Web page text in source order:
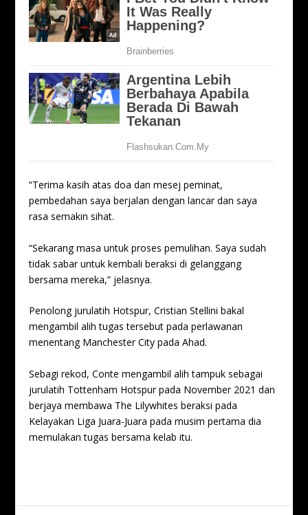
“Terima kasih atas doa dan mesej peminat,
pembedahan saya berjalan dengan lancar dan saya
rasa semakin sihat.
“Sekarang masa untuk proses pemulihan. Saya sudah
tidak sabar untuk kembali beraksi di gelanggang
bersama mereka,” jelasnya.
Penolong jurulatih Hotspur, Cristian Stellini bakal
mengambil alih tugas tersebut pada perlawanan
menentang Manchester City pada Ahad.
Sebagi rekod, Conte mengambil alih tampuk sebagai
jurulatih Tottenham Hotspur pada November 2021 dan
berjaya membawa The Lilywhites beraksi pada
Kelayakan Liga Juara-Juara pada musim pertama dia
memulakan tugas bersama kelab itu.